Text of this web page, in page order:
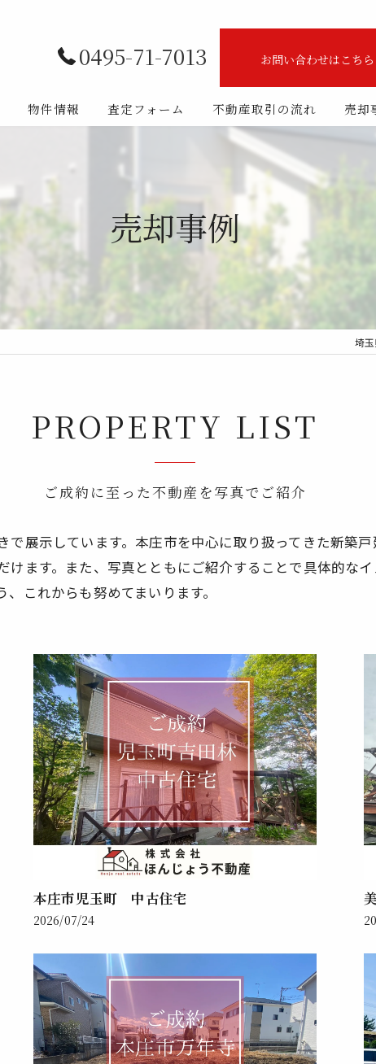
0495-71-7013 お問い合わせはこちら
介
物件情報
一戸建て住宅(中古)
マンション
査定フォーム 不動産取引の流れ 売却
売却事例
埼
PROPERTY LIST
ご成約に至った不動産を写真でご紹介
展示しています。本庄市を中心に取り扱ってきた新築
けます。また、写真とともにご紹介することで具体的な
これからも努めてまいります。
本庄市児玉町 中古住宅
2026/07/24